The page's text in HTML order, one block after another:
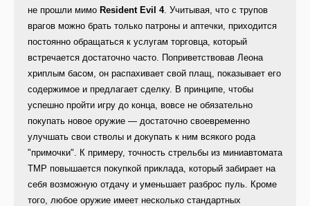
не прошли мимо Resident Evil 4. Учитывая, что с трупов
врагов можно брать только патроны и аптечки, приходится
постоянно обращаться к услугам торговца, который
встречается достаточно часто. Поприветствовав Леона
хриплым басом, он распахивает свой плащ, показывает его
содержимое и предлагает сделку. В принципе, чтобы
успешно пройти игру до конца, вовсе не обязательно
покупать новое оружие — достаточно своевременно
улучшать свои стволы и докупать к ним всякого рода
"примочки". К примеру, точность стрельбы из миниавтомата
TMP повышается покупкой приклада, который забирает на
себя возможную отдачу и уменьшает разброс пуль. Кроме
того, любое оружие имеет несколько стандартных